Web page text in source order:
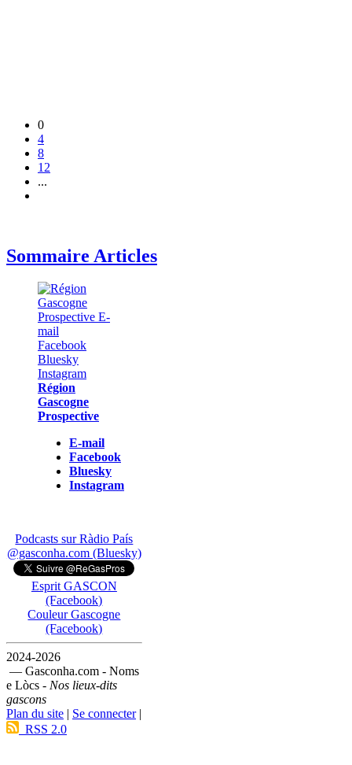
0
4
8
12
...
Sommaire Articles
Région
Gascogne
Prospective
E-mail
Facebook
Bluesky
Instagram
Podcasts sur Ràdio País
@gasconha.com (Bluesky)
Esprit GASCON
(Facebook)
Couleur Gascogne
(Facebook)
2024-2026
— Gasconha.com - Noms
e Lòcs - Nos lieux-dits
gascons
Plan du site
Se connecter|
RSS 2.0